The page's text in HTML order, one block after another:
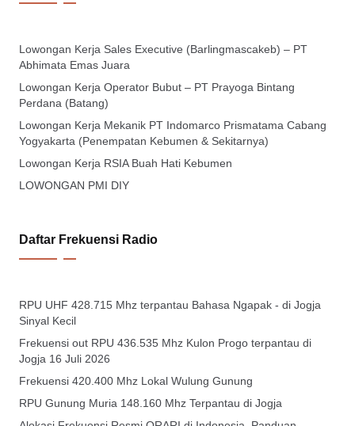
Lowongan Kerja Sales Executive (Barlingmascakeb) – PT
Abhimata Emas Juara
Lowongan Kerja Operator Bubut – PT Prayoga Bintang
Perdana (Batang)
Lowongan Kerja Mekanik PT Indomarco Prismatama Cabang
Yogyakarta (Penempatan Kebumen & Sekitarnya)
Lowongan Kerja RSIA Buah Hati Kebumen
LOWONGAN PMI DIY
Daftar Frekuensi Radio
RPU UHF 428.715 Mhz terpantau Bahasa Ngapak - di Jogja
Sinyal Kecil
Frekuensi out RPU 436.535 Mhz Kulon Progo terpantau di
Jogja 16 Juli 2026
Frekuensi 420.400 Mhz Lokal Wulung Gunung
RPU Gunung Muria 148.160 Mhz Terpantau di Jogja